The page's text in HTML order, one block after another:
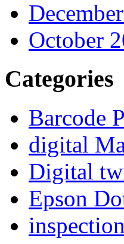
October
Categories
Barcode
digital
Digital
Epson
inspection